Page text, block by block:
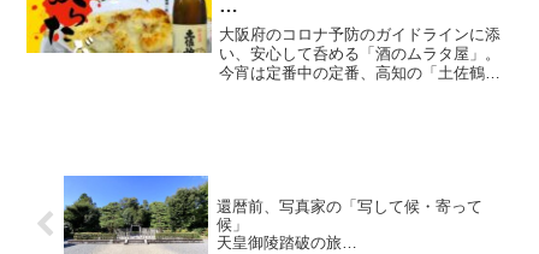
二十一献目
酒 / 土佐鶴 純米酒（高知県）
肴 / 下仁田ネギのチーズ焼き
大阪府のコロナ予防のガイドラインに添
い、安心して呑める「酒のムラタ屋」。
今宵は定番中の定番、高知の「土佐鶴・
還暦前、写真家の「写して候・寄って
候」
天皇御陵踏破の旅